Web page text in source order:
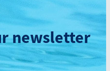
newsletter